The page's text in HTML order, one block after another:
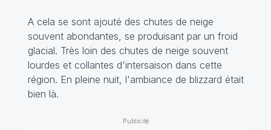
A cela se sont ajouté des chutes de neige
souvent abondantes, se produisant par un froid
glacial. Très loin des chutes de neige souvent
lourdes et collantes d'intersaison dans cette
région. En pleine nuit, l'ambiance de blizzard était
bien là.